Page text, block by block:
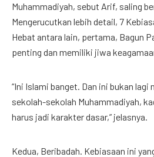
Muhammadiyah, sebut Arif, saling
Mengerucutkan lebih detail, 7
Hebat antara lain, pertama, Bagun
penting dan memiliki jiwa
“Ini Islami banget. Dan ini bukan lagi
sekolah-sekolah Muhammadiyah,
harus jadi karakter dasar,” jelasnya.
Kedua, Beribadah. Kebiasaan ini